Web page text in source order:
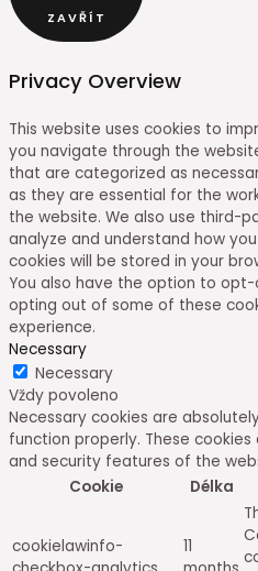
ZAVŘÍT
Privacy Overview
This website uses cookies to
you navigate through the
that are categorized as
as they are essential for the
the website. We also use third-
analyze and understand how
cookies will be stored in your
You also have the option to
opting out of some of these
experience.
Necessary
Necessary
Vždy povoleno
Necessary cookies are
function properly. These
and security features of the
Cookie
Délka
cookielawinfo-
11